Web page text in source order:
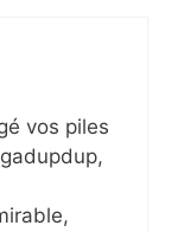
vos piles